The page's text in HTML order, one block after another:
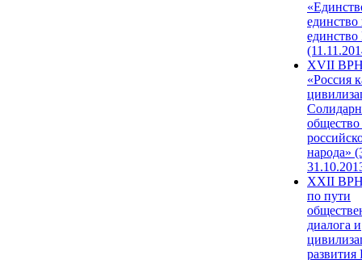
единство
единство
XVII
«Россия
народа»
XXII
по пути
диалога и
развития